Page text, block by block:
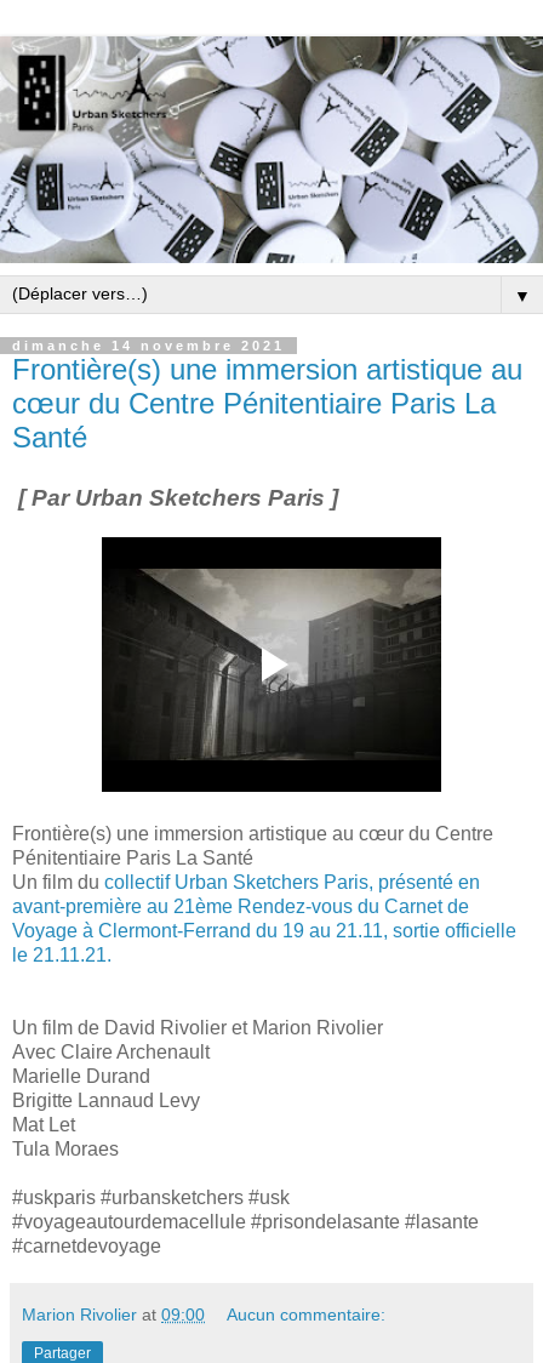
▼
dimanche 14 novembre 2021
Frontière(s) une immersion artistique au
cœur du Centre Pénitentiaire Paris La
Santé
[ Par Urban Sketchers Paris ]
Frontière(s) une immersion artistique au cœur du Centre
Pénitentiaire Paris La Santé
Un film du collectif Urban Sketchers Paris, présenté en
avant-première au 21ème Rendez-vous du Carnet de
Voyage à Clermont-Ferrand du 19 au 21.11, sortie officielle
le 21.11.21.
Un film de David Rivolier et Marion Rivolier
Avec Claire Archenault
Marielle Durand
Brigitte Lannaud Levy
Mat Let
Tula Moraes
#uskparis #urbansketchers #usk
#voyageautourdemacellule #prisondelasante #lasante
#carnetdevoyage
Marion Rivolier at 09:00 Aucun commentaire:
Partager